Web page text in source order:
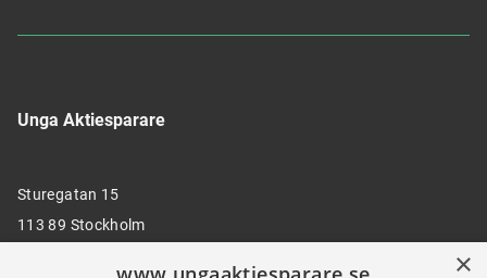
Unga Aktiesparare
Sturegatan 15
113 89 Stockholm
×